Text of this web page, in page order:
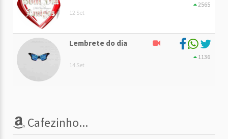
12 Set
2565
Lembrete do dia
14 Set
1136
Cafezinho...